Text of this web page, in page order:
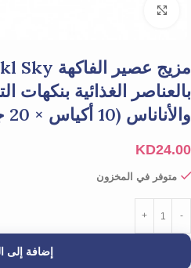
بالعناصر الغذائية بنكهات
والأناناس (10 أكياس × 20 جم)
KD24.00
متوفر في المخزون
إضافة إلى